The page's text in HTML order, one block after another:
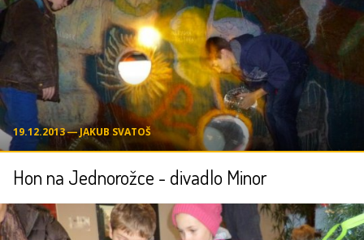
19.12.2013 ― JAKUB SVATOŠ
Hon na Jednorožce - divadlo Minor